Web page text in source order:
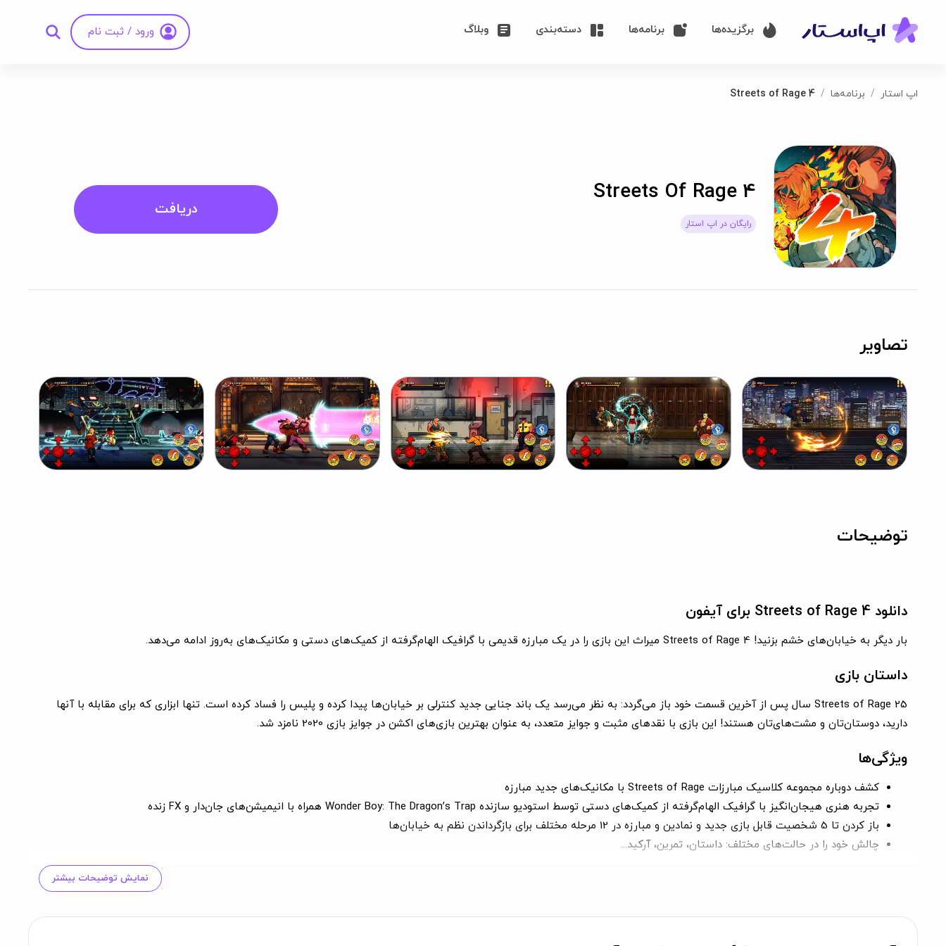
برگزیده‌ها برنامه‌ها دسته‌بندی وبلاگ ورود / ثبت نام
اپ استار برنامه‌ها Streets of Rage 4
Streets Of Rage 4
رایگان در اپ استار
دریافت
تصاویر
توضیحات
دانلود Streets of Rage 4 برای آیفون
بار دیگر به خیابان‌های خشم بزنید! Streets of Rage 4 میراث این بازی را در یک مبارزه قدیمی با گرافیک الهام‌گرفته از کمیک‌های دستی و مکانیک‌های به‌روز ادامه می‌دهد.
داستان بازی
Streets of Rage 25 سال پس از آخرین قسمت خود باز می‌گردد: به نظر می‌رسد یک باند جنایی جدید کنترلی بر خیابان‌ها پیدا کرده و پلیس را فساد کرده است. تنها ابزاری که برای مقابله با آنها
دارید، دوستان‌تان و مشت‌های‌تان هستند! این بازی با نقدهای مثبت و جوایز متعدد، به عنوان بهترین بازی‌های اکشن در جوایز بازی 2020 نامزد شد.
ویژگی‌ها
کشف دوباره مجموعه کلاسیک مبارزات Streets of Rage با مکانیک‌های جدید مبارزه
تجربه هنری هیجان‌انگیز با گرافیک الهام‌گرفته از کمیک‌های دستی توسط استودیو سازنده Wonder Boy: The Dragon’s Trap همراه با انیمیشن‌های جان‌دار و FX زنده
باز کردن تا 5 شخصیت قابل بازی جدید و نمادین و مبارزه در 12 مرحله مختلف برای بازگرداندن نظم به خیابان‌ها
چالش خود را در حالت‌های مختلف: داستان، تمرین، آرکید...
احیا با تا 13 شخصیت جایگزین قدیمی، سطوح مخفی قدیمی یا انتخاب OSTهای SoR1 و SoR2 و فعال‌سازی گرافیک پیکسلی قدیمی!
نمایش توضیحات بیشتر